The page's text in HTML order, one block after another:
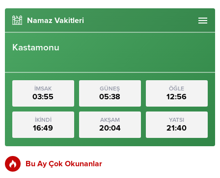
Namaz Vakitleri
Kastamonu
İMSAK
03:55
GÜNEŞ
05:38
ÖĞLE
12:56
İKİNDİ
16:49
AKŞAM
20:04
YATSI
21:40
Bu Ay Çok Okunanlar